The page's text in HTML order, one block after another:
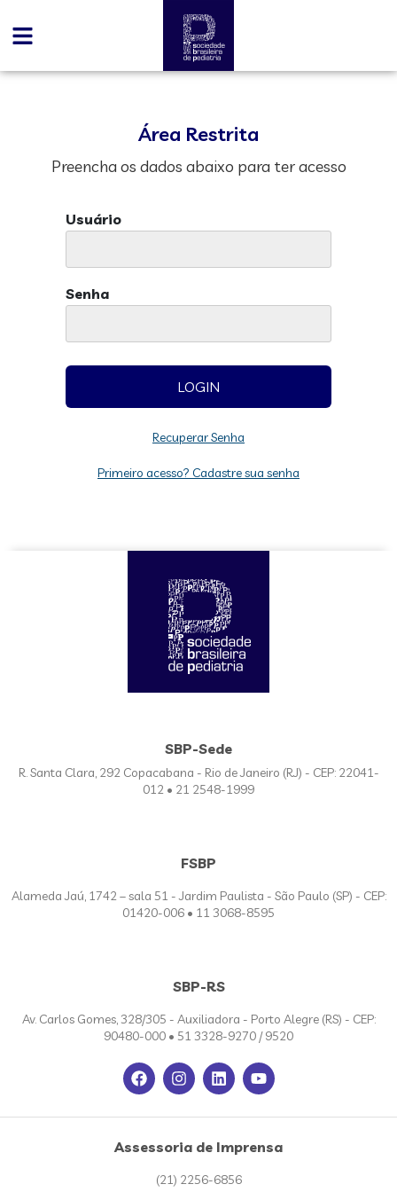
Área Restrita
Preencha os dados abaixo para ter acesso
Usuário
Senha
Recuperar Senha
Primeiro acesso? Cadastre sua senha
SBP-Sede
R. Santa Clara, 292 Copacabana - Rio de Janeiro (RJ) - CEP: 22041-
012 • 21 2548-1999
FSBP
Alameda Jaú, 1742 – sala 51 - Jardim Paulista - São Paulo (SP) - CEP:
01420-006 • 11 3068-8595
SBP-RS
Av. Carlos Gomes, 328/305 - Auxiliadora - Porto Alegre (RS) - CEP:
90480-000 • 51 3328-9270 / 9520
Assessoria de Imprensa
(21) 2256-6856